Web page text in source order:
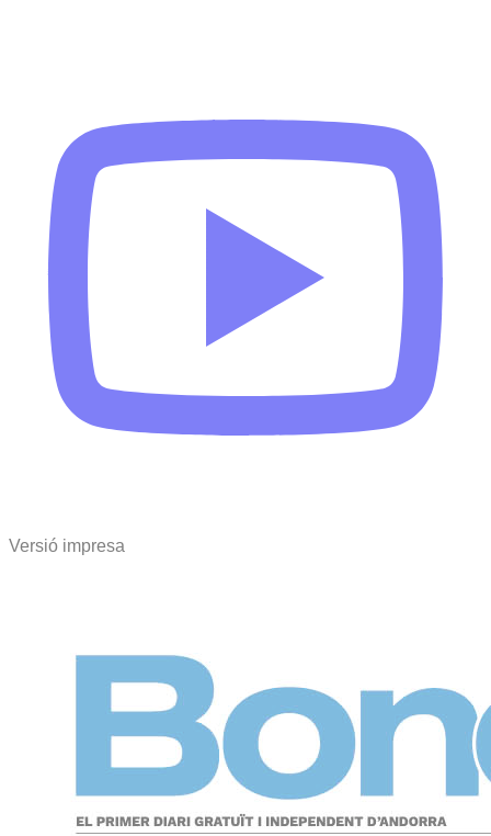
Versió impresa